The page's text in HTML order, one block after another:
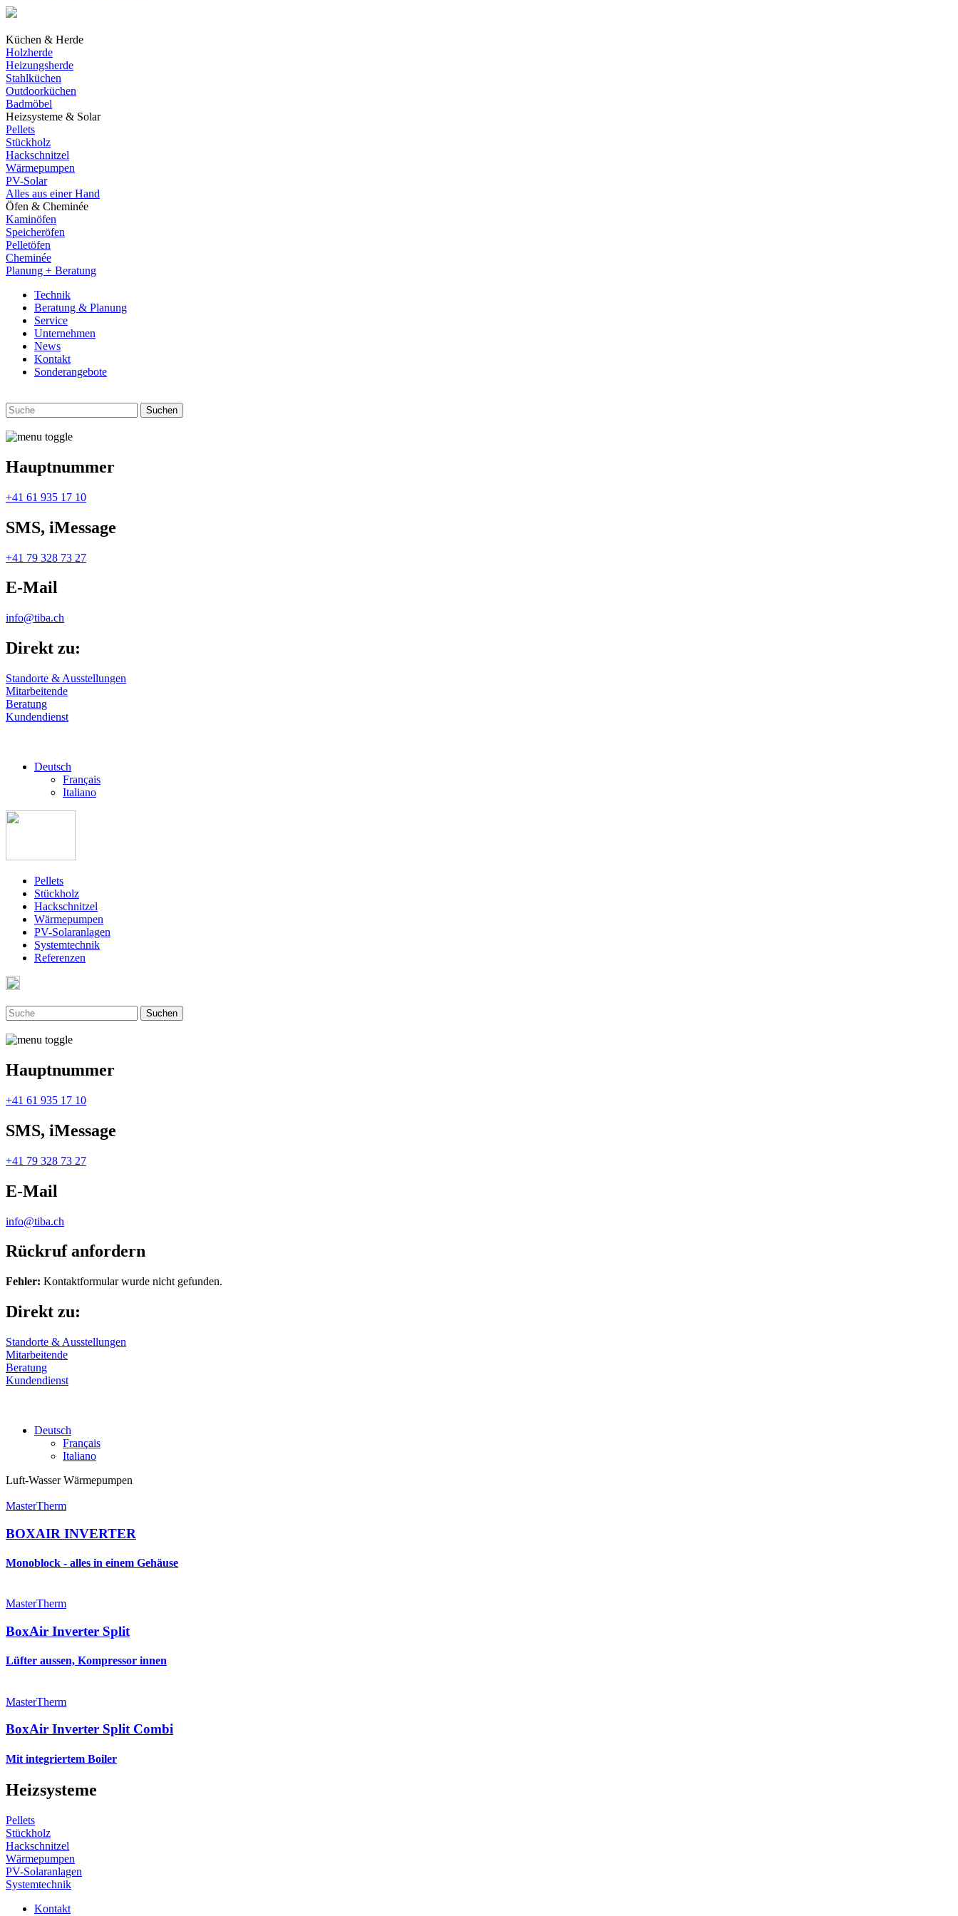
Küchen & Herde
Holzherde
Heizungsherde
Stahlküchen
Outdoorküchen
Badmöbel
Heizsysteme & Solar
Pellets
Stückholz
Hackschnitzel
Wärmepumpen
PV-Solar
Alles aus einer Hand
Öfen & Cheminée
Kaminöfen
Speicheröfen
Pelletöfen
Cheminée
Planung + Beratung
Technik
Beratung & Planung
Service
Unternehmen
News
Kontakt
Sonderangebote
Hauptnummer
+41 61 935 17 10
SMS, iMessage
+41 79 328 73 27
E-Mail
info@tiba.ch
Direkt zu:
Standorte & Ausstellungen
Mitarbeitende
Beratung
Kundendienst
Deutsch
Français
Italiano
Pellets
Stückholz
Hackschnitzel
Wärmepumpen
PV-Solaranlagen
Systemtechnik
Referenzen
Hauptnummer
+41 61 935 17 10
SMS, iMessage
+41 79 328 73 27
E-Mail
info@tiba.ch
Rückruf anfordern
Fehler: Kontaktformular wurde nicht gefunden.
Direkt zu:
Standorte & Ausstellungen
Mitarbeitende
Beratung
Kundendienst
Deutsch
Français
Italiano
Luft-Wasser Wärmepumpen
MasterTherm
BOXAIR INVERTER
Monoblock - alles in einem Gehäuse
MasterTherm
BoxAir Inverter Split
Lüfter aussen, Kompressor innen
MasterTherm
BoxAir Inverter Split Combi
Mit integriertem Boiler
Heizsysteme
Pellets
Stückholz
Hackschnitzel
Wärmepumpen
PV-Solaranlagen
Systemtechnik
Kontakt